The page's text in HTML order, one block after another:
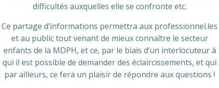
difficultés auxquelles elle se confronte etc.
Ce partage d’informations permettra aux professionnel.les
et au public tout venant de mieux connaître le secteur
enfants de la MDPH, et ce, par le biais d’un interlocuteur à
qui il est possible de demander des éclaircissements, et qui
par ailleurs, ce fera un plaisir de répondre aux questions !